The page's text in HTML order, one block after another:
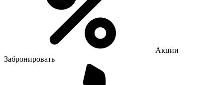
Акции
Забронировать